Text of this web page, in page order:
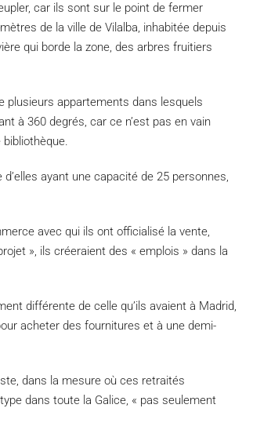
car ils sont sur le point de fermer
de la ville de Vilalba, inhabitée depuis
qui borde la zone, des arbres fruitiers
plusieurs appartements dans lesquels
à 360 degrés, car ce n’est pas en vain
ayant une capacité de 25 personnes,
avec qui ils ont officialisé la vente,
», ils créeraient des « emplois » dans la
différente de celle qu’ils avaient à Madrid,
acheter des fournitures et à une demi-
dans la mesure où ces retraités
dans toute la Galice, « pas seulement